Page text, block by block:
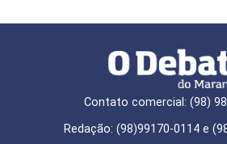
Contato comercial: (98)
Redação: (98)99170-0114 e